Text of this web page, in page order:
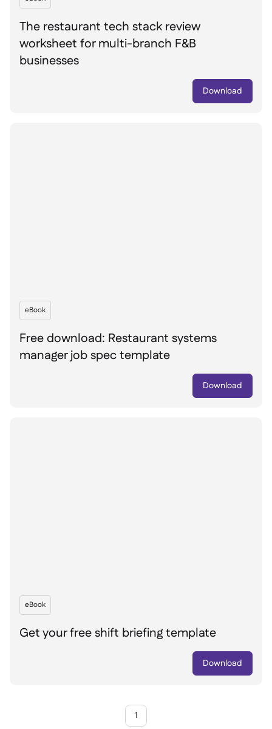
The restaurant tech stack review
worksheet for multi-branch F&B
businesses
Download
eBook
Free download: Restaurant systems
manager job spec template
Download
eBook
Get your free shift briefing template
Download
1